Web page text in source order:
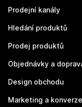
Prodejní kanály
Hledání produktů
Prodej produktů
Objednávky a
Design obchodu
Marketing a konverze